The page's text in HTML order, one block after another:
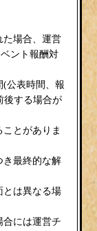
場合、運営
ント報酬対
公表時間、報
後する場合が
とがありま
最終的な解
は異なる場
には運営チ